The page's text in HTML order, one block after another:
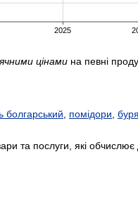
цінами на певні
болгарський помідори
та послуги, які обчислює